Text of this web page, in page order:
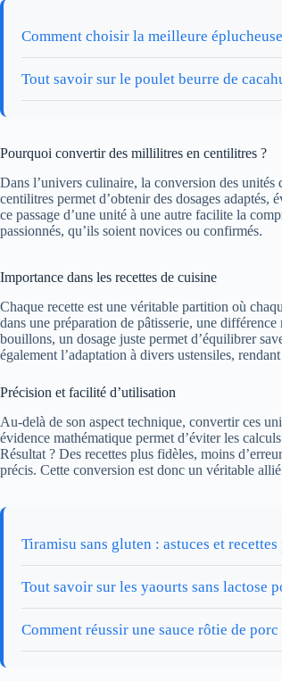
Comment choisir la meilleure
Tout savoir sur le poulet beurre de
Pourquoi convertir des millilitres en centilitres ?
Dans l’univers culinaire, la conversion des
centilitres permet d’obtenir des dosages
ce passage d’une unité à une autre facilite la
passionnés, qu’ils soient novices ou confirmés.
Importance dans les recettes de cuisine
Chaque recette est une véritable partition où
dans une préparation de pâtisserie, une
bouillons, un dosage juste permet d’équilibrer
également l’adaptation à divers ustensiles,
Précision et facilité d’utilisation
Au-delà de son aspect technique, convertir ces
évidence mathématique permet d’éviter les
Résultat ? Des recettes plus fidèles, moins
précis. Cette conversion est donc un véritable
Tiramisu sans gluten : astuces et
Tout savoir sur les yaourts sans lactose
Comment réussir une sauce rôtie de